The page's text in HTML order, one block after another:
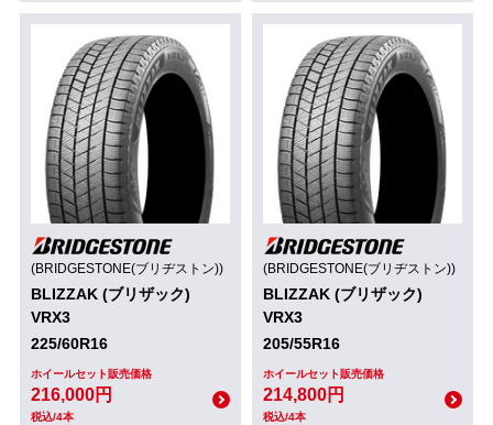
(BRIDGESTONE(ブリヂストン))
BLIZZAK (ブリザック)
VRX3
225/60R16
ホイールセット販売価格
216,000円
税込/4本
(BRIDGESTONE(ブリヂストン))
BLIZZAK (ブリザック)
VRX3
205/55R16
ホイールセット販売価格
214,800円
税込/4本